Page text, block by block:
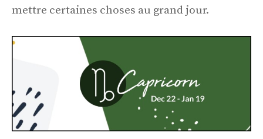
mettre certaines choses au grand jour.